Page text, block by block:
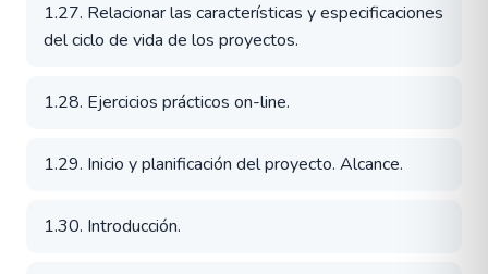
1.27. Relacionar las características y especificaciones
del ciclo de vida de los proyectos.
1.28. Ejercicios prácticos on-line.
1.29. Inicio y planificación del proyecto. Alcance.
1.30. Introducción.